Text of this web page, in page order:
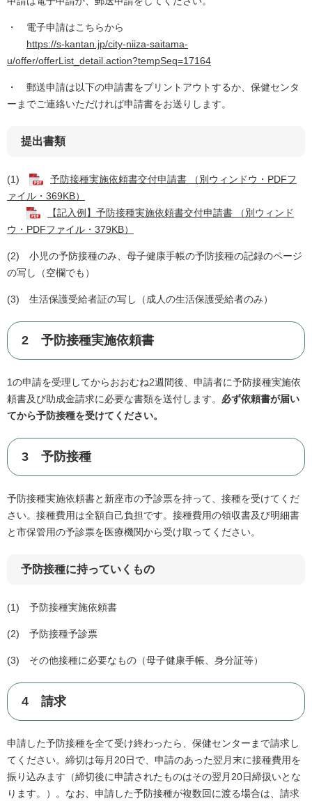
・ 電子申請はこちらから
https://s-kantan.jp/city-niiza-saitama-
u/offer/offerList_detail.action?tempSeq=17164
・ 郵送申請は以下の申請書をプリントアウトするか、保健センタ
ーまでご連絡いただければ申請書をお送りします。
提出書類
(1)
予防接種実施依頼書交付申請書 （別ウィンドウ・PDFフ
ァイル・369KB）
【記入例】予防接種実施依頼書交付申請書 （別ウィンド
ウ・PDFファイル・379KB）
(2) 小児の予防接種のみ、母子健康手帳の予防接種の記録のページ
の写し（空欄でも）
(3) 生活保護受給者証の写し（成人の生活保護受給者のみ）
2 予防接種実施依頼書
1の申請を受理してからおおむね2週間後、申請者に予防接種実施依
頼書及び助成金請求に必要な書類を送付します。 必ず依頼書が届い
てから予防接種を受けてください。
3 予防接種
予防接種実施依頼書と新座市の予診票を持って、接種を受けてくだ
さい。接種費用は全額自己負担です。接種費用の領収書及び明細書
と市保管用の予診票を医療機関から受け取ってください。
予防接種に持っていくもの
(1) 予防接種実施依頼書
(2) 予防接種予診票
(3) その他接種に必要なもの（母子健康手帳、身分証等）
4 請求
申請した予防接種を全て受け終わったら、保健センターまで請求し
てください。締切は毎月20日で、申請のあった翌月末に接種費用を
振り込みます（締切後に申請されたものはその翌月20日締扱いとな
ります。）。なお、申請した予防接種が複数回に渡る場合は、請求